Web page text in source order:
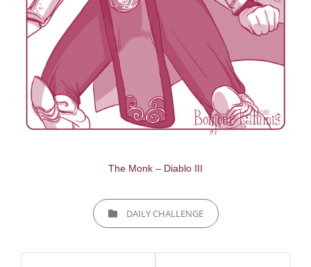
The Monk – Diablo III
CATEGORIESDAILY CHALLENGE